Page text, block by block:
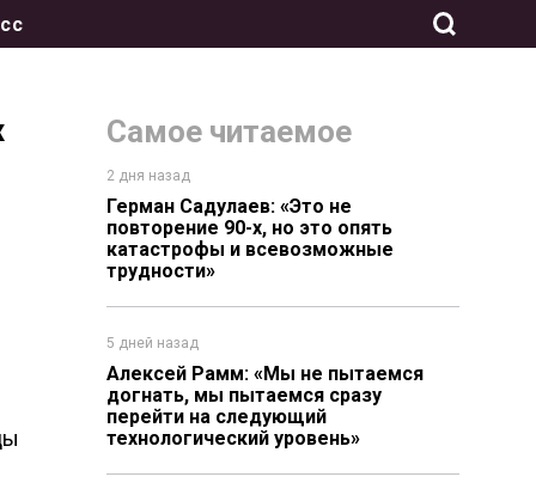
Самое читаемое
2 дня назад
Герман Садулаев: «Это не
повторение 90-х, но это опять
катастрофы и всевозможные
трудности»
5 дней назад
Алексей Рамм: «Мы не пытаемся
догнать, мы пытаемся сразу
перейти на следующий
технологический уровень»